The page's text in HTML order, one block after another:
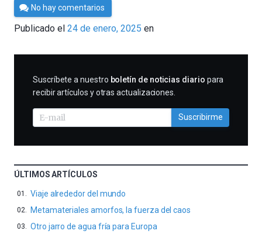
Por
César
Tomé
No hay comentarios
Publicado el 24 de enero, 2025 en
SUSCRIBIRME
Suscríbete a nuestro boletín de noticias diario para
recibir artículos y otras actualizaciones.
Suscribirme
ÚLTIMOS ARTÍCULOS
Viaje alrededor del mundo
Metamateriales amorfos, la fuerza del caos
Otro jarro de agua fría para Europa